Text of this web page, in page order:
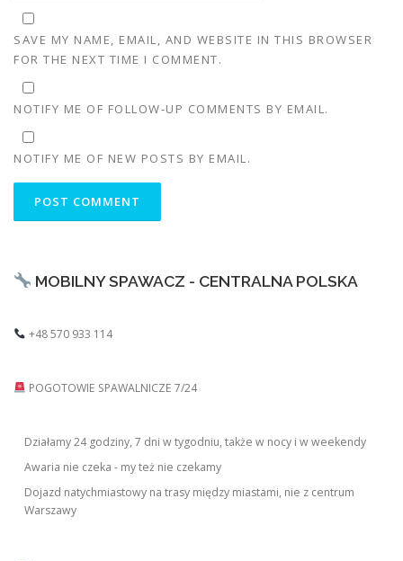
SAVE MY NAME, EMAIL, AND WEBSITE IN THIS BROWSER
FOR THE NEXT TIME I COMMENT.
NOTIFY ME OF FOLLOW-UP COMMENTS BY EMAIL.
NOTIFY ME OF NEW POSTS BY EMAIL.
MOBILNY SPAWACZ - CENTRALNA POLSKA
+48 570 933 114
POGOTOWIE SPAWALNICZE 7/24
Działamy 24 godziny, 7 dni w tygodniu, także w nocy i w weekendy
Awaria nie czeka - my też nie czekamy
Dojazd natychmiastowy na trasy między miastami, nie z centrum
Warszawy